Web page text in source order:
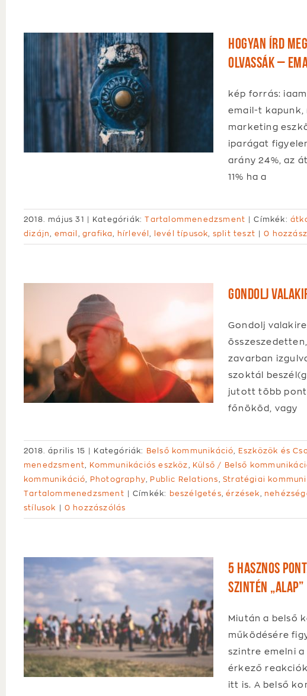
Hogyan írd
olvassák –
kép forrás:
email-t kapunk,
marketing
iparágat
arány 24%, az
11% ha a
2018. május 31 | Kategóriák:Tartalommenedzsment | Címkék:
dizájn
email ,grafika hírlevél levél típusok split teszt | 0
Gondolj
Gondolj
zavarban
szoktál
jutott több
főnököd, vagy
2018. április 15 | Kategóriák: Belső kommunikáció Eszközök és
menedzsment
Kommunikációs eszköz Külső / Belső
kommunikáció
Photography Public Relations ,Stratégiai
Tartalommenedzsment | Címkék: beszélgetés ,érzések
stílusok
| 0 hozzászólás
5 hasznos
szintén „alap”
Miután a belső
működésére
szintre emelni
érkező
itt is. A belső